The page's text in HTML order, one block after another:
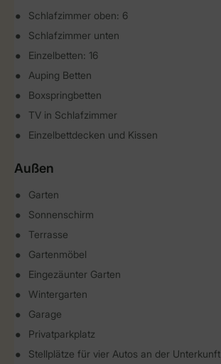
Schlafzimmer oben: 6
Schlafzimmer unten
Einzelbetten: 16
Auping Betten
Boxspringbetten
TV in Schlafzimmer
Einzelbettdecken und Kissen
Außen
Garten
Sonnenschirm
Terrasse
Gartenmöbel
Eingezäunter Garten
Wintergarten
Garage
Privatparkplatz
Stellplätze für vier Autos an der Unterkunft